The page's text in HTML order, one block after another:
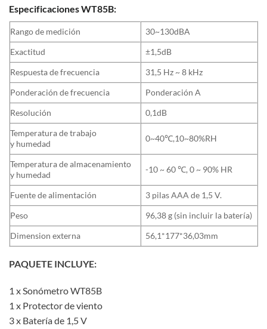
Especificaciones WT85B:
Rango de medición
30~130dBA
Exactitud
±1,5dB
Respuesta de frecuencia
31,5 Hz ~ 8 kHz
Ponderación de frecuencia
Ponderación A
Resolución
0,1dB
Temperatura de trabajo
y humedad
0~40℃,10~80%RH
Temperatura de almacenamiento
y humedad
-10 ~ 60 ℃, 0 ~ 90% HR
Fuente de alimentación
3 pilas AAA de 1,5 V.
Peso
96,38 g (sin incluir la batería)
Dimension externa
56,1*177*36,03mm
PAQUETE INCLUYE:
1 x Sonómetro WT85B
1 x Protector de viento
3 x Batería de 1,5 V